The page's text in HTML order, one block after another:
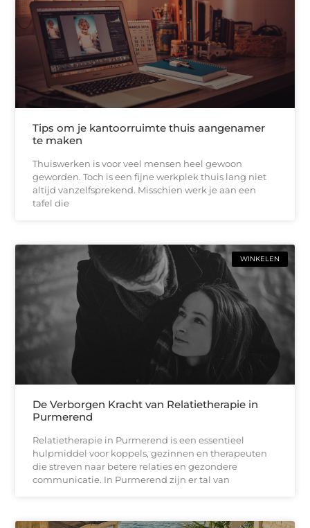
Tips om je kantoorruimte thuis aangenamer
te maken
Thuiswerken is voor veel mensen heel gewoon
geworden. Toch is een fijne werkplek thuis lang niet
altijd vanzelfsprekend. Misschien werk je aan een
tafel die
WINKELEN
De Verborgen Kracht van Relatietherapie in
Purmerend
Relatietherapie in Purmerend is een essentieel
hulpmiddel voor koppels, gezinnen en therapeuten
die streven naar betere relaties en gezondere
communicatie. In Purmerend zijn er tal van